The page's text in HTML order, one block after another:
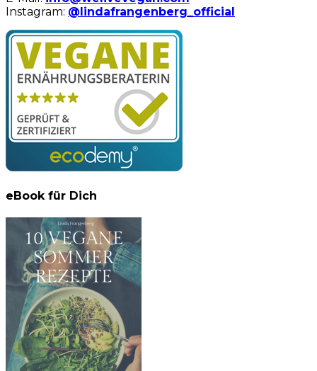
Instagram: @lindafrangenberg_official
eBook für Dich